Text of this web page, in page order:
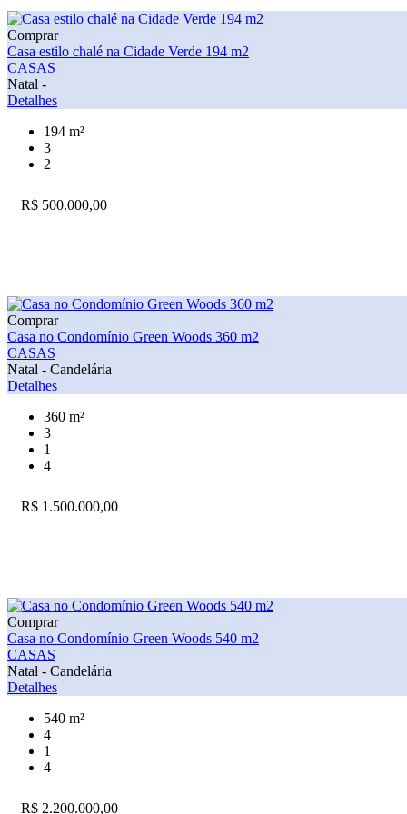
Comprar
Casa estilo chalé na Cidade Verde 194 m2
CASAS
Natal -
Detalhes
194 m²
3
2
R$ 500.000,00
Comprar
Casa no Condomínio Green Woods 360 m2
CASAS
Natal - Candelária
Detalhes
360 m²
3
1
4
R$ 1.500.000,00
Comprar
Casa no Condomínio Green Woods 540 m2
CASAS
Natal - Candelária
Detalhes
540 m²
4
1
4
R$ 2.200.000,00